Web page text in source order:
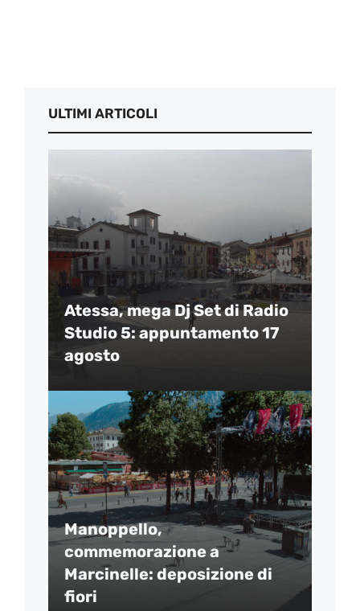
ULTIMI ARTICOLI
Atessa, mega Dj Set di Radio
Studio 5: appuntamento 17
agosto
Manoppello,
commemorazione a
Marcinelle: deposizione di
fiori